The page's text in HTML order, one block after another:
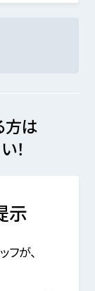
方は
！
示
が、